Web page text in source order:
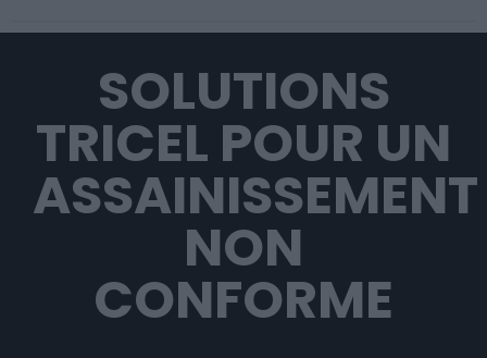
SOLUTIONS
TRICEL POUR UN
ASSAINISSEMENT
NON
CONFORME